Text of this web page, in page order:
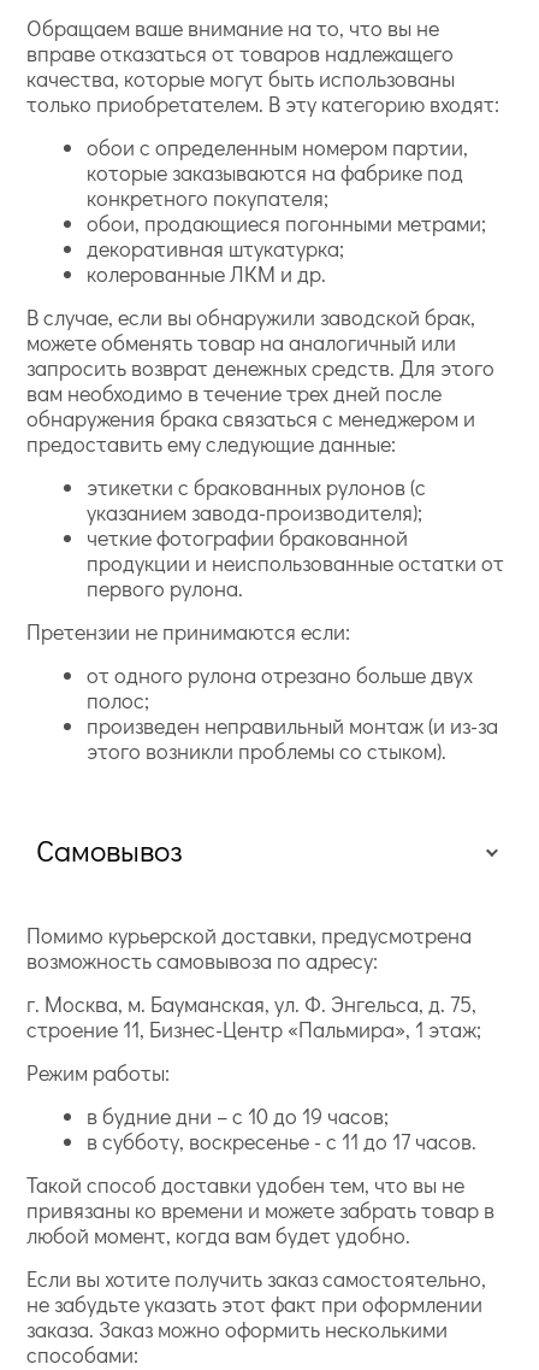
Обращаем ваше внимание на то, что вы не
вправе отказаться от товаров надлежащего
качества, которые могут быть использованы
только приобретателем. В эту категорию входят:
обои с определенным номером партии,
которые заказываются на фабрике под
конкретного покупателя;
обои, продающиеся погонными метрами;
декоративная штукатурка;
колерованные ЛКМ и др.
В случае, если вы обнаружили заводской брак,
можете обменять товар на аналогичный или
запросить возврат денежных средств. Для этого
вам необходимо в течение трех дней после
обнаружения брака связаться с менеджером и
предоставить ему следующие данные:
этикетки с бракованных рулонов (с
указанием завода-производителя);
четкие фотографии бракованной
продукции и неиспользованные остатки от
первого рулона.
Претензии не принимаются если:
от одного рулона отрезано больше двух
полос;
произведен неправильный монтаж (и из-за
этого возникли проблемы со стыком).
Самовывоз
Помимо курьерской доставки, предусмотрена
возможность самовывоза по адресу:
г. Москва, м. Бауманская, ул. Ф. Энгельса, д. 75,
строение 11, Бизнес-Центр «Пальмира», 1 этаж;
Режим работы:
в будние дни – с 10 до 19 часов;
в субботу, воскресенье - с 11 до 17 часов.
Такой способ доставки удобен тем, что вы не
привязаны ко времени и можете забрать товар в
любой момент, когда вам будет удобно.
Если вы хотите получить заказ самостоятельно,
не забудьте указать этот факт при оформлении
заказа. Заказ можно оформить несколькими
способами: